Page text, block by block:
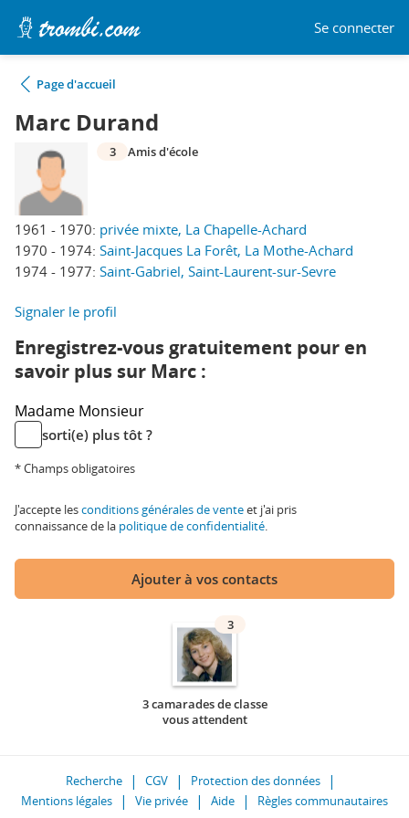
Se connecter
Page d'accueil
Marc Durand
1961 - 1970: privée mixte, La Chapelle-Achard
1970 - 1974: Saint-Jacques La Forêt, La Mothe-Achard
1974 - 1977: Saint-Gabriel, Saint-Laurent-sur-Sevre
3 Amis d'école
Signaler le profil
Enregistrez-vous gratuitement pour en
savoir plus sur Marc :
Madame Monsieur
sorti(e) plus tôt ?
* Champs obligatoires
J'accepte lesconditions générales de venteet j'ai pris
connaissance de la politique de confidentialité.
Ajouter à vos contacts
3
3 camarades de classe
vous attendent
Recherche CGV
Protection des données
Mentions légales
Vie privée Aide Règles communautaires